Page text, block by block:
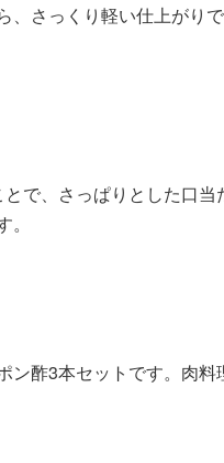
さっくり軽い仕上がり
で、さっぱりとした口
酢3本セットです。肉